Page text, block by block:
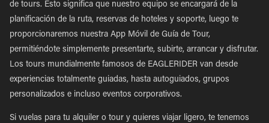
de tours. Esto significa que nuestro equipo se encargará de la
planificación de la ruta, reservas de hoteles y soporte, luego te
proporcionaremos nuestra App Móvil de Guía de Tour,
permitiéndote simplemente presentarte, subirte, arrancar y disfrutar.
Los tours mundialmente famosos de EAGLERIDER van desde
experiencias totalmente guiadas, hasta autoguiados, grupos
personalizados e incluso eventos corporativos.
Si vuelas para tu alquiler o tour y quieres viajar ligero, te tenemos